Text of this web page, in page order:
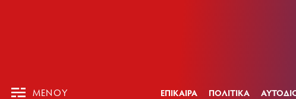
ΜΕΝΟΥ ΕΠΙΚΑΙΡΑ ΠΟΛΙΤΙΚΑ